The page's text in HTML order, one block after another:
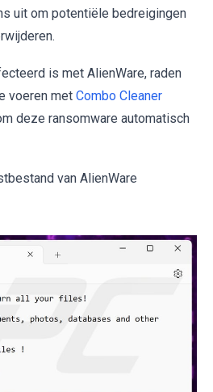
uit om potentiële bedreigingen
is met AlienWare, raden
voeren met Combo Cleaner
deze ransomware automatisch
van AlienWare